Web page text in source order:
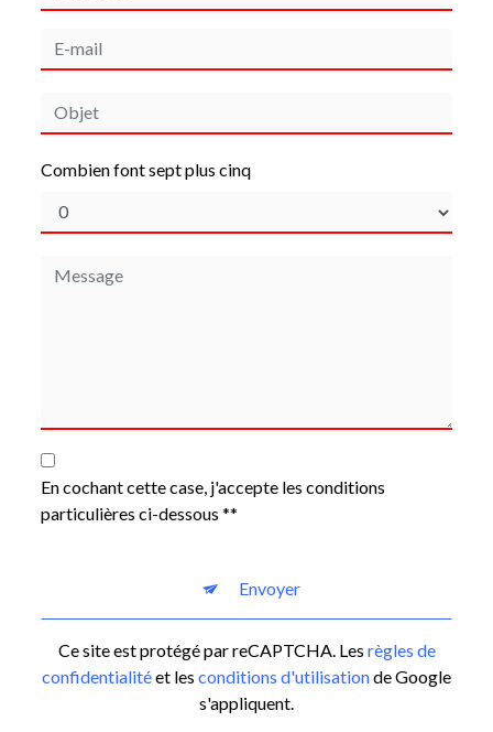
Combien font sept plus cinq
En cochant cette case, j'accepte les conditions
particulières ci-dessous **
Envoyer
Ce site est protégé par reCAPTCHA. Les règles de
confidentialitéet les conditions d'utilisationde Google
s'appliquent.